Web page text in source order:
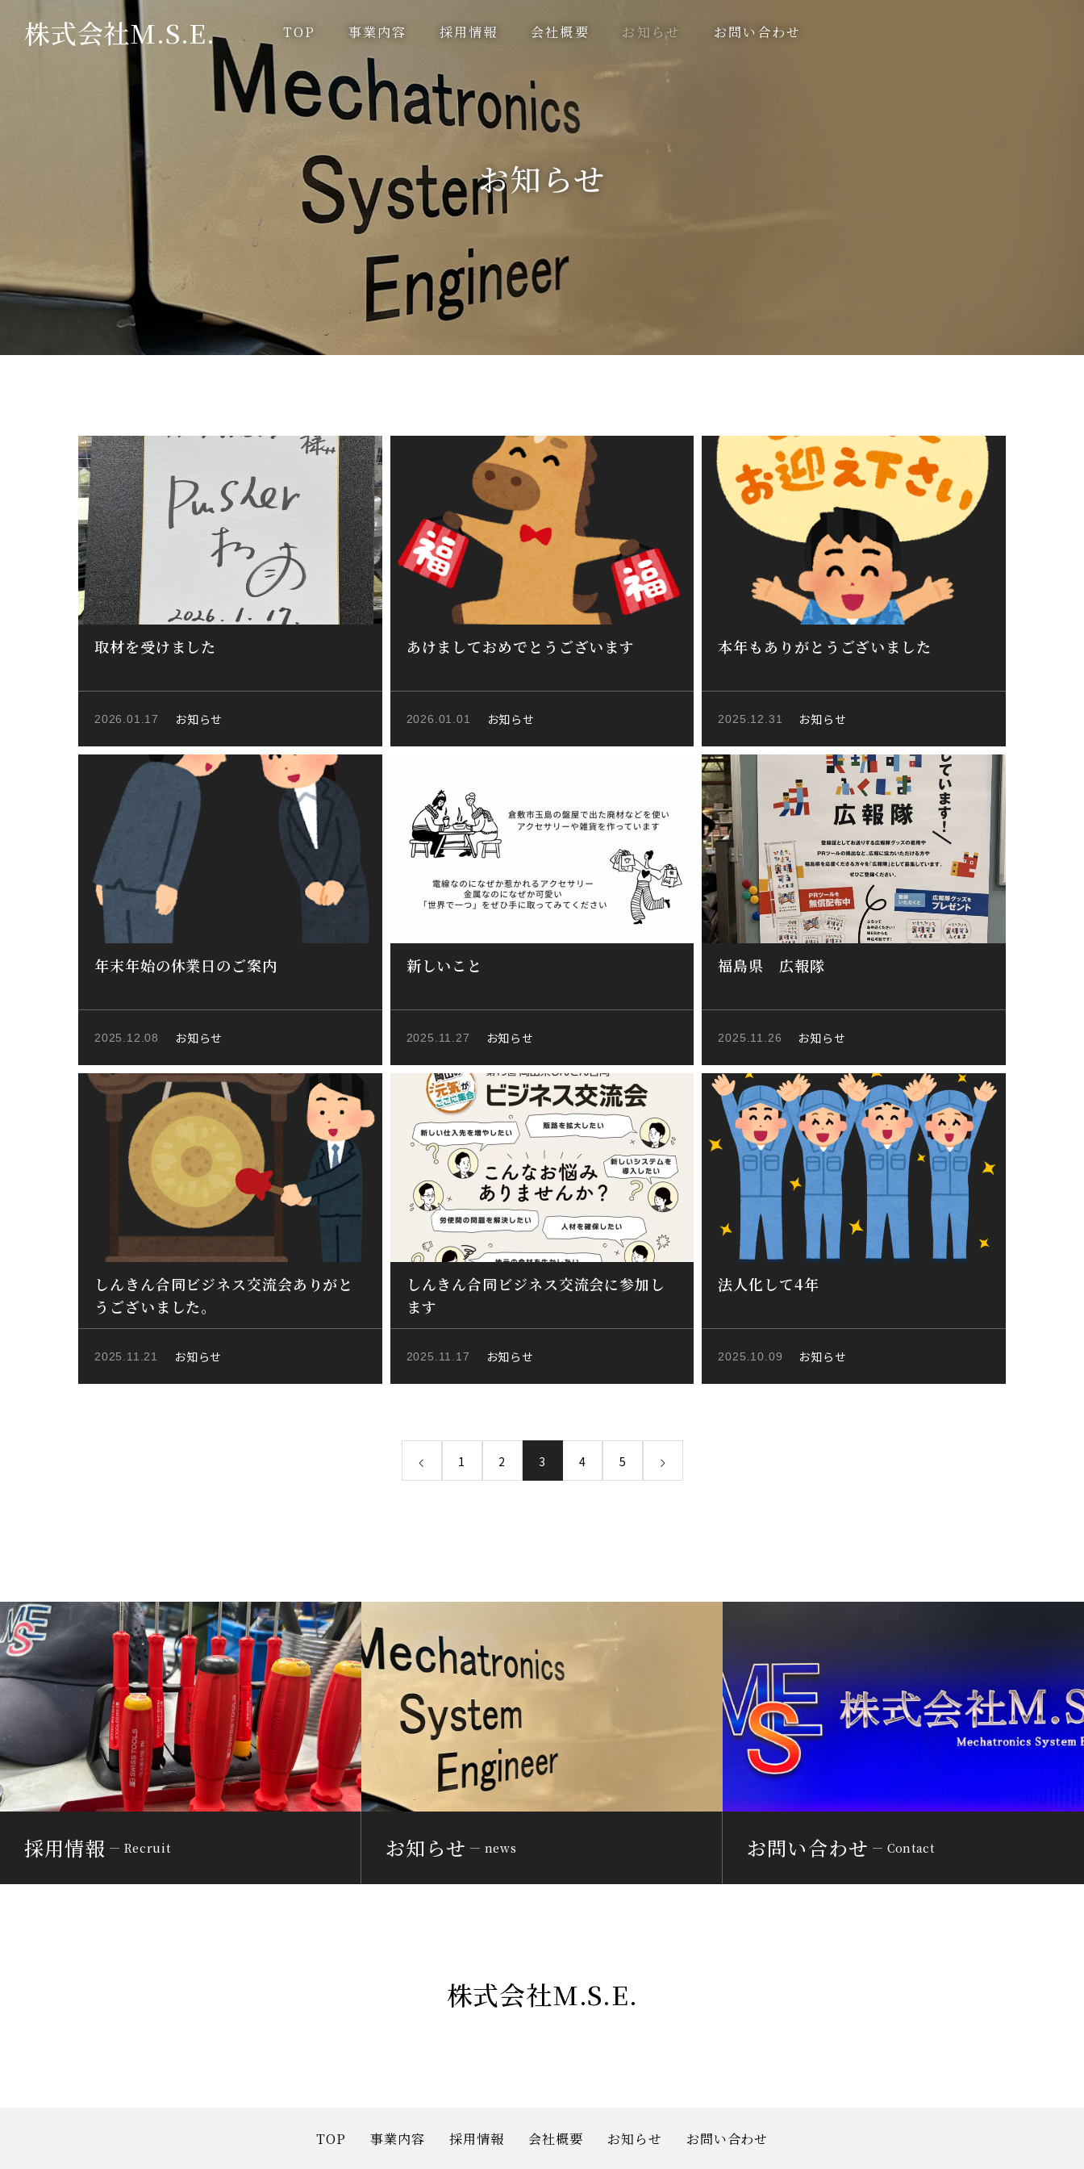
株式会社M.S.E. TOP 事業内容 採用情報 会社概要 お知らせ お問い合わせ
お知らせ
取材を受けました
2026.01.17 お知らせ
あけましておめでとうございます
2026.01.01 お知らせ
本年もありがとうございました
2025.12.31 お知らせ
年末年始の休業日のご案内
2025.12.08 お知らせ
新しいこと
2025.11.27 お知らせ
福島県 広報隊
2025.11.26 お知らせ
しんきん合同ビジネス交流会ありがと
うございました。
2025.11.21 お知らせ
しんきん合同ビジネス交流会に参加し
ます
2025.11.17 お知らせ
法人化して4年
2025.10.09 お知らせ
1 2 3 4 5
採用情報 Recruit お知らせ news お問い合わせ Contact
株式会社M.S.E.
TOP 事業内容 採用情報 会社概要 お知らせ お問い合わせ